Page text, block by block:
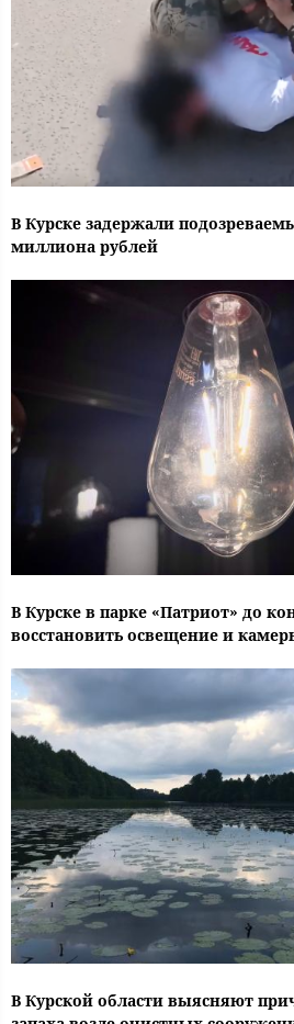
В Курске задержали
миллиона рублей
В Курске в парке «Патриот» до
восстановить освещение и
В Курской области выясняют